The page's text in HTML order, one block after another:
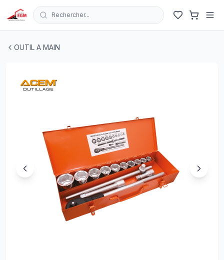
Rechercher...
OUTIL A MAIN